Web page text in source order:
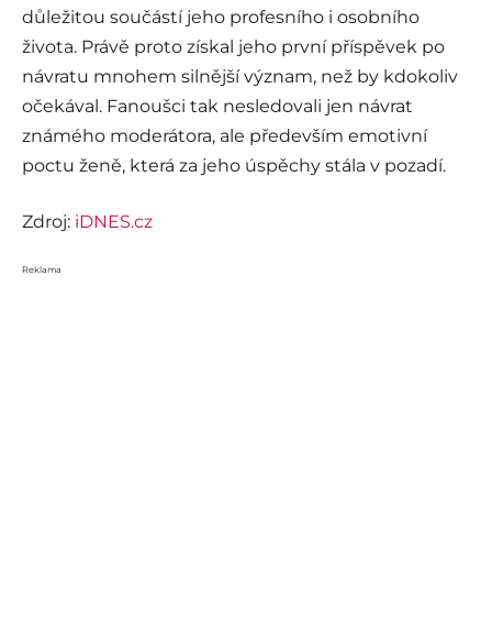
důležitou součástí jeho profesního i osobního
života. Právě proto získal jeho první příspěvek po
návratu mnohem silnější význam, než by kdokoliv
očekával. Fanoušci tak nesledovali jen návrat
známého moderátora, ale především emotivní
poctu ženě, která za jeho úspěchy stála v pozadí.
Zdroj: iDNES.cz
Reklama